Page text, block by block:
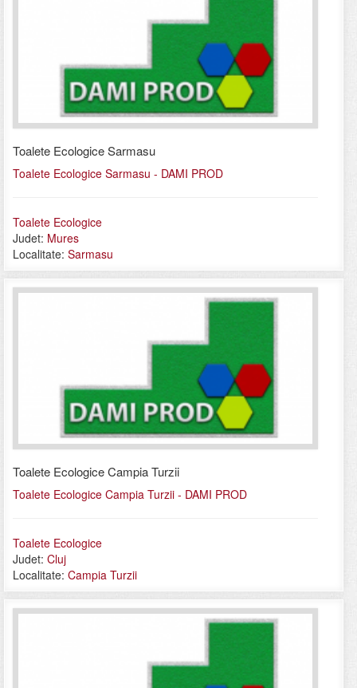
Toalete Ecologice Sarmasu
Toalete Ecologice Sarmasu - DAMI PROD
Toalete Ecologice
Judet: Mures
Localitate: Sarmasu
Toalete Ecologice Campia Turzii
Toalete Ecologice Campia Turzii - DAMI PROD
Toalete Ecologice
Judet: Cluj
Localitate: Campia Turzii